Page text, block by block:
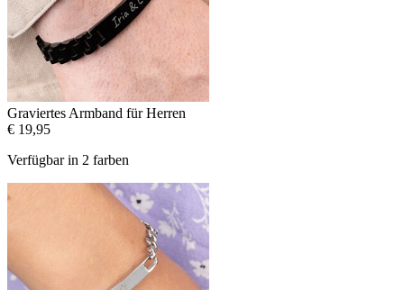
Graviertes Armband für Herren
€ 19,95
Verfügbar in 2 farben